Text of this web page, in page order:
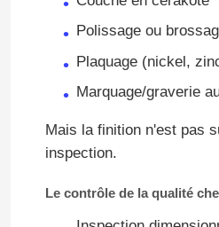
Services d'usinage CNC 5
service en plastique de
Service de rotation de
Polissage ou
Plaquage (nickel,
Marquage/graverie
Mais la finition n'est pas
inspection.
Le contrôle de la qualité